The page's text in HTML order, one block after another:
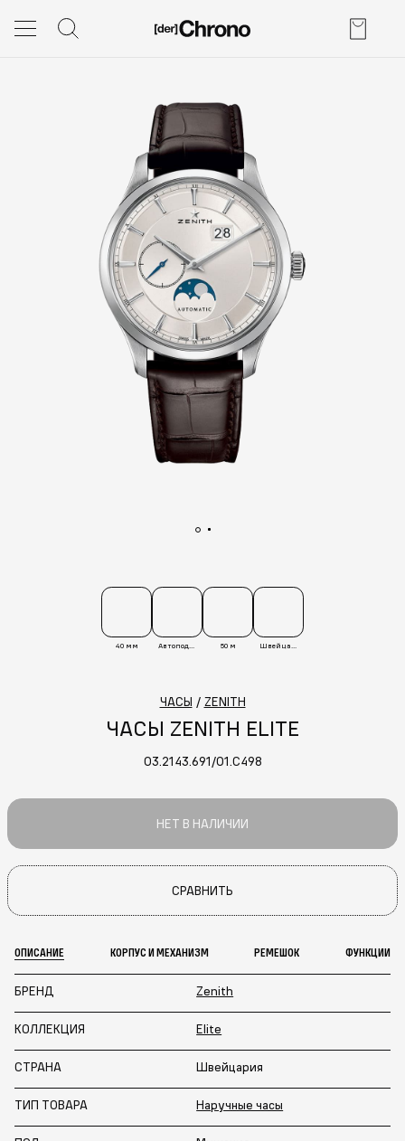
40 мм 50 м
ЧАСЫ / ZENITH
ЧАСЫ ZENITH ELITE
03.2143.691/01.C498
НЕТ В НАЛИЧИИ
СРАВНИТЬ
ОПИСАНИЕ КОРПУС И МЕХАНИЗМ РЕМЕШОК ФУНКЦИИ
БРЕНД Zenith
КОЛЛЕКЦИЯ Elite
СТРАНА Швейцария
ТИП ТОВАРА Наручные часы